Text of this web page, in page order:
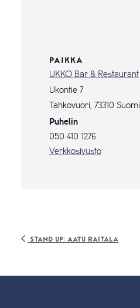
PAIKKA
UKKO Bar & Restaurant
Ukontie 7
Tahkovuori, 73310 Suomi
Puhelin
050 410 1276
Verkkosivusto
Stand Up: Aatu Raitala